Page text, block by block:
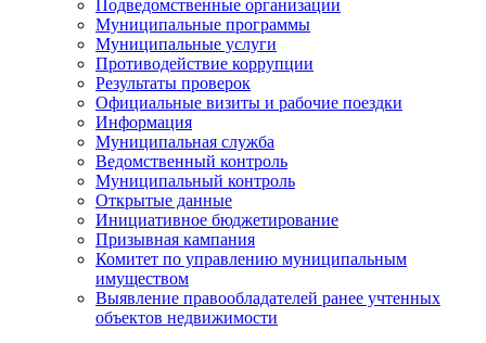
Подведомственные организации
Муниципальные программы
Муниципальные услуги
Противодействие коррупции
Результаты проверок
Официальные визиты и рабочие поездки
Информация
Муниципальная служба
Ведомственный контроль
Муниципальный контроль
Открытые данные
Инициативное бюджетирование
Призывная кампания
Комитет по управлению муниципальным
имуществом
Выявление правообладателей ранее учтенных
объектов недвижимости